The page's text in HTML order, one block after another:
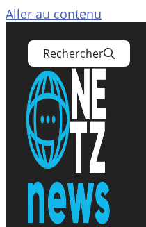
Aller au contenu
Rechercher